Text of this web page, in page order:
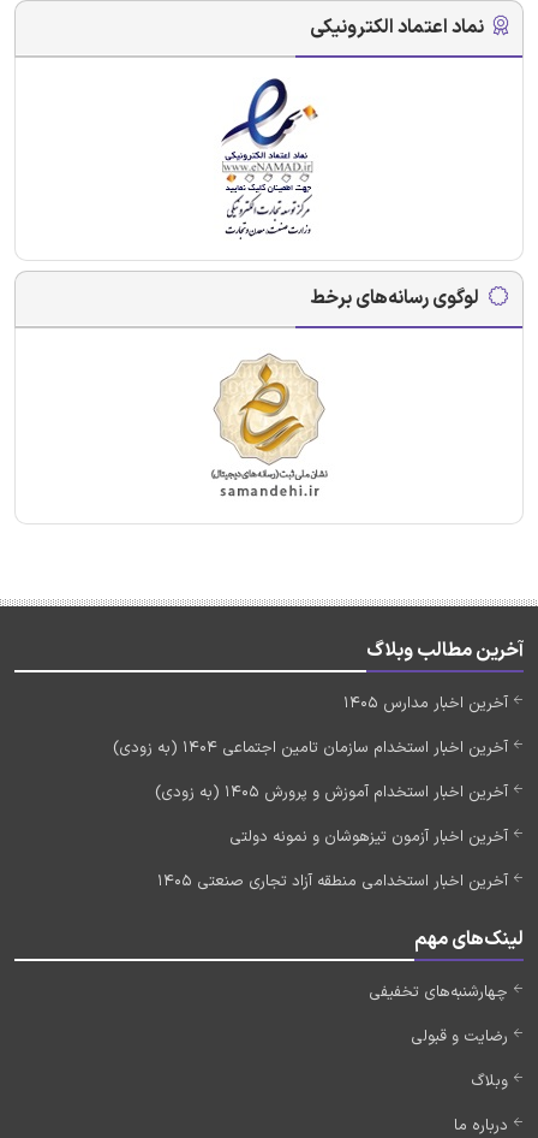
نماد اعتماد الکترونیکی
لوگوی رسانه‌های برخط
آخرین مطالب وبلاگ
آخرین اخبار مدارس 1405
آخرین اخبار استخدام سازمان تامین اجتماعی 1404 (به زودی)
آخرین اخبار استخدام آموزش و پرورش 1405 (به زودی)
آخرین اخبار آزمون تیزهوشان و نمونه دولتی
آخرین اخبار استخدامی منطقه آزاد تجاری صنعتی 1405
لینک‌های مهم
چهارشنبه‌های تخفیفی
رضایت و قبولی
وبلاگ
درباره ما